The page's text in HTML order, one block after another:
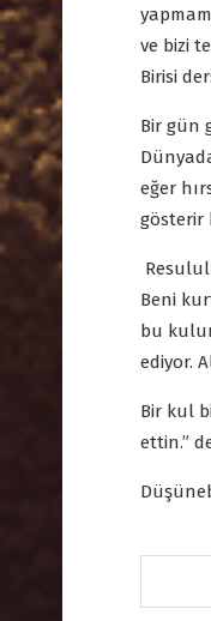
ve bizi
Birisi
Bir gün
eğer
gösterir
Beni
bu
ediyor.
Bir kul
ettin.”